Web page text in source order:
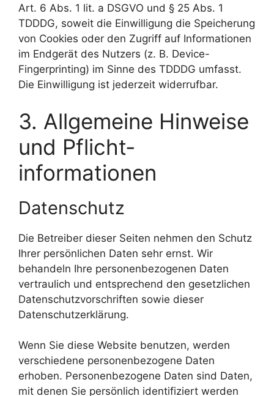
Art. 6 Abs. 1 lit. a DSGVO und § 25 Abs. 1
TDDDG, soweit die Einwilligung die Speicherung
von Cookies oder den Zugriff auf Informationen
im Endgerät des Nutzers (z. B. Device-
Fingerprinting) im Sinne des TDDDG umfasst.
Die Einwilligung ist jederzeit widerrufbar.
3. Allgemeine Hinweise
und Pflicht­
informationen
Datenschutz
Die Betreiber dieser Seiten nehmen den Schutz
Ihrer persönlichen Daten sehr ernst. Wir
behandeln Ihre personenbezogenen Daten
vertraulich und entsprechend den gesetzlichen
Datenschutzvorschriften sowie dieser
Datenschutzerklärung.
Wenn Sie diese Website benutzen, werden
verschiedene personenbezogene Daten
erhoben. Personenbezogene Daten sind Daten,
mit denen Sie persönlich identifiziert werden